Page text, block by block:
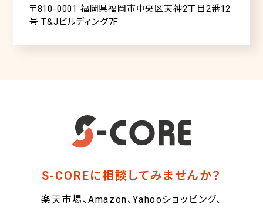
〒810-0001 福岡県福岡市中央区天神2丁目2番12
号 T&Jビルディング7F
S-COREに相談してみませんか？
楽天市場、Amazon、Yahooショッピング、